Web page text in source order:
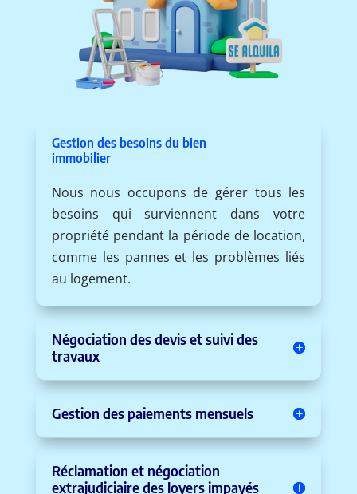
Gestion des besoins du bien
immobilier
Nous nous occupons de gérer tous les
besoins qui surviennent dans votre
propriété pendant la période de location,
comme les pannes et les problèmes liés
au logement.
Négociation des devis et suivi des
travaux
Gestion des paiements mensuels
Réclamation et négociation
extrajudiciaire des loyers impayés